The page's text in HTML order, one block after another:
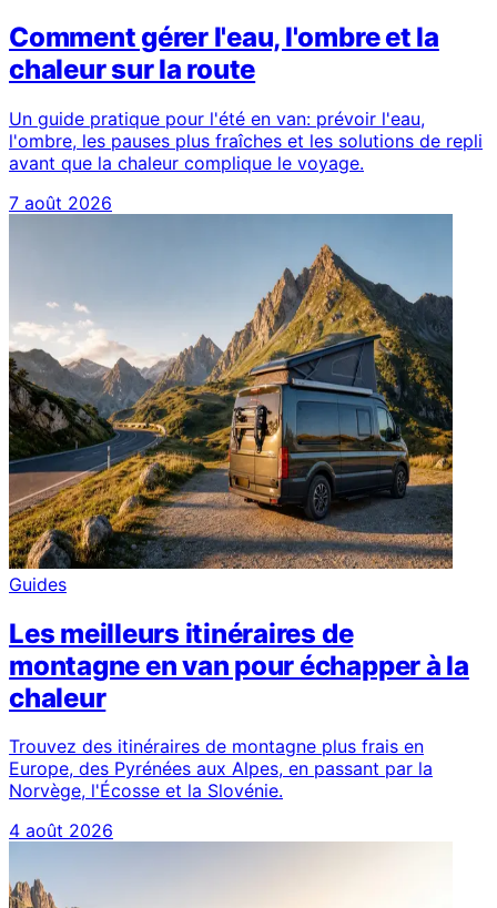
Comment gérer l'eau, l'ombre et la
chaleur sur la route
Un guide pratique pour l'été en van: prévoir l'eau,
l'ombre, les pauses plus fraîches et les solutions de repli
avant que la chaleur complique le voyage.
7 août 2026
Guides
Les meilleurs itinéraires de
montagne en van pour échapper à la
chaleur
Trouvez des itinéraires de montagne plus frais en
Europe, des Pyrénées aux Alpes, en passant par la
Norvège, l'Écosse et la Slovénie.
4 août 2026